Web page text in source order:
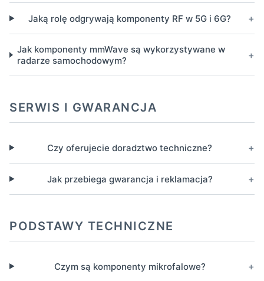
Jaką rolę odgrywają komponenty RF w 5G i 6G? +
Jak komponenty mmWave są wykorzystywane w
radarze samochodowym?
+
SERWIS I GWARANCJA
Czy oferujecie doradztwo techniczne? +
Jak przebiega gwarancja i reklamacja? +
PODSTAWY TECHNICZNE
Czym są komponenty mikrofalowe? +